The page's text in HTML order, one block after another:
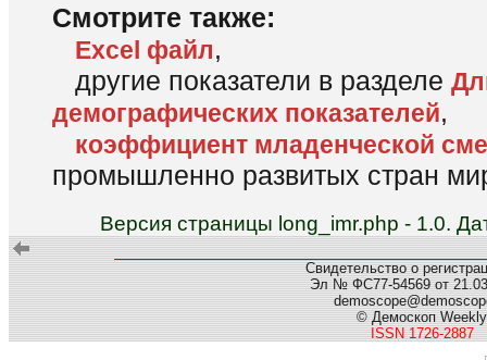
Смотрите также:
Excel файл,
другие показатели в разделе
демографических показателей,
коэффициент младенческой
промышленно развитых стран
Версия страницы long_imr.php - 1.0.
Свидетельство о
Эл № ФС77-54569 от
© Демоскоп Weekly
ISSN 1726-2887